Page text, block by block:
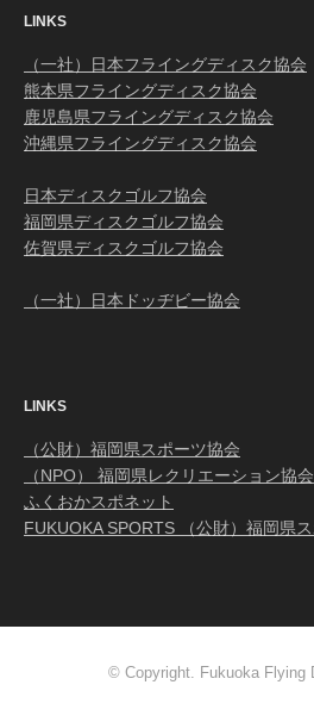
LINKS
（一社）日本フライングディスク協会
熊本県フライングディスク協会
鹿児島県フライングディスク協会
沖縄県フライングディスク協会
日本ディスクゴルフ協会
福岡県ディスクゴルフ協会
佐賀県ディスクゴルフ協会
（一社）日本ドッヂビー協会
LINKS
（公財）福岡県スポーツ協会
（NPO） 福岡県レクリエーション協会
ふくおかスポネット
FUKUOKA SPORTS （公財）福岡県
© Copyright. Fukuoka Flying